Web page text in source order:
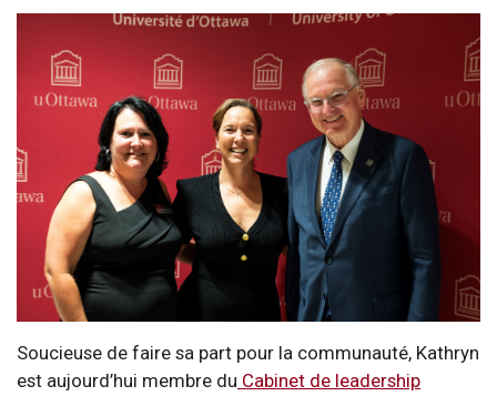
Soucieuse de faire sa part pour la communauté, Kathryn
est aujourd’hui membre du Cabinet de leadership